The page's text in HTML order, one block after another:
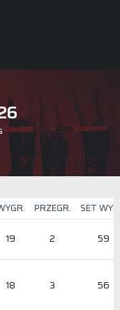
PRZEGR. SET
19 2 59
18 3 56